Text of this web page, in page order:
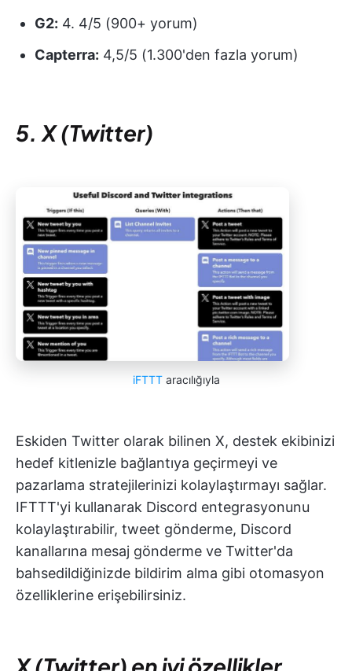
G2: 4. 4/5 (900+ yorum)
Capterra: 4,5/5 (1.300'den fazla yorum)
5. X (Twitter)
iFTTTaracılığıyla
Eskiden Twitter olarak bilinen X, destek ekibinizi
hedef kitlenizle bağlantıya geçirmeyi ve
pazarlama stratejilerinizi kolaylaştırmayı sağlar.
IFTTT'yi kullanarak Discord entegrasyonunu
kolaylaştırabilir, tweet gönderme, Discord
kanallarına mesaj gönderme ve Twitter'da
bahsedildiğinizde bildirim alma gibi otomasyon
özelliklerine erişebilirsiniz.